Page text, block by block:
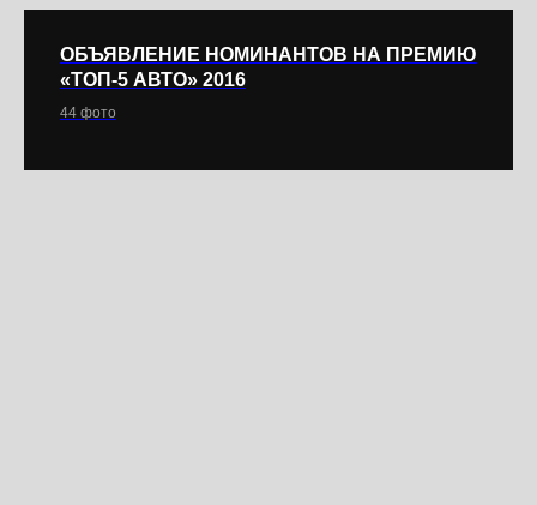
ОБЪЯВЛЕНИЕ НОМИНАНТОВ НА ПРЕМИЮ
«ТОП-5 АВТО» 2016
44 фото